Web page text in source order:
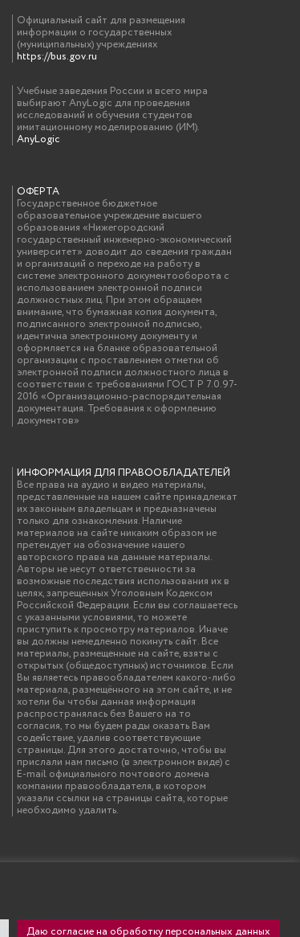
Официальный сайт для размещения
информации о государственных
(муниципальных) учреждениях
https://bus.gov.ru
Учебные заведения России и всего мира
выбирают AnyLogic для проведения
исследований и обучения студентов
имитационному моделированию (ИМ).
AnyLogic
ОФЕРТА
Государственное бюджетное
образовательное учреждение высшего
образования «Нижегородский
государственный инженерно-экономический
университет» доводит до сведения граждан
и организаций о переходе на работу в
системе электронного документооборота с
использованием электронной подписи
должностных лиц. При этом обращаем
внимание, что бумажная копия документа,
подписанного электронной подписью,
идентична электронному документу и
оформляется на бланке образовательной
организации с проставлением отметки об
электронной подписи должностного лица в
соответствии с требованиями ГОСТ Р 7.0.97-
2016 «Организационно-распорядительная
документация. Требования к оформлению
документов»
ИНФОРМАЦИЯ ДЛЯ ПРАВООБЛАДАТЕЛЕЙ
Все права на аудио и видео материалы,
представленные на нашем сайте принадлежат
их законным владельцам и предназначены
только для ознакомления. Наличие
материалов на сайте никаким образом не
претендует на обозначение нашего
авторского права на данные материалы.
Авторы не несут ответственности за
возможные последствия использования их в
целях, запрещенных Уголовным Кодексом
Российской Федерации. Если вы соглашаетесь
с указанными условиями, то можете
приступить к просмотру материалов. Иначе
вы должны немедленно покинуть сайт. Все
материалы, размещенные на сайте, взяты с
открытых (общедоступных) источников. Если
Вы являетесь правообладателем какого-либо
материала, размещённого на этом сайте, и не
хотели бы чтобы данная информация
распространялась без Вашего на то
согласия, то мы будем рады оказать Вам
содействие, удалив соответствующие
страницы. Для этого достаточно, чтобы вы
прислали нам письмо (в электронном виде) с
E-mail официального почтового домена
компании правообладателя, в котором
указали ссылки на страницы сайта, которые
необходимо удалить.
Даю согласие на обработку персональных данных